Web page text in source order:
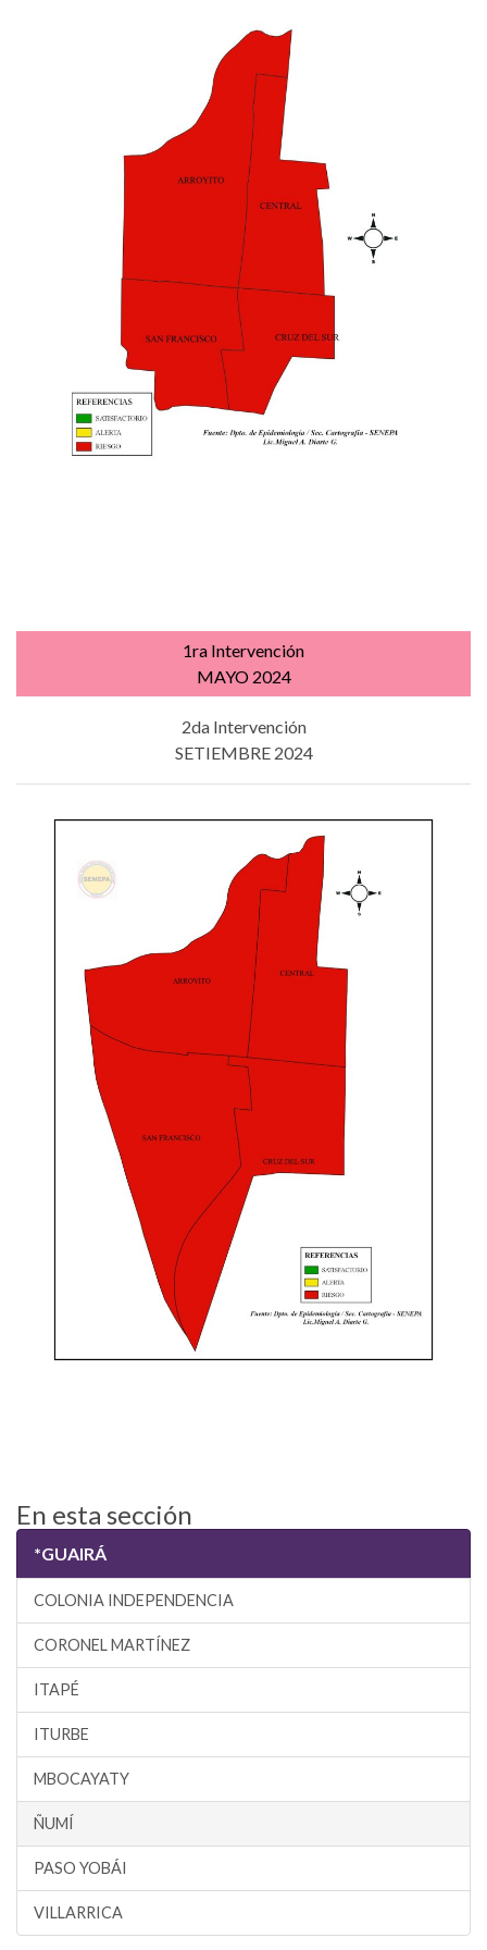
1ra Intervención
MAYO 2024
2da Intervención
SETIEMBRE 2024
En esta sección
*GUAIRÁ
COLONIA INDEPENDENCIA
CORONEL MARTÍNEZ
ITAPÉ
ITURBE
MBOCAYATY
ÑUMÍ
PASO YOBÁI
VILLARRICA